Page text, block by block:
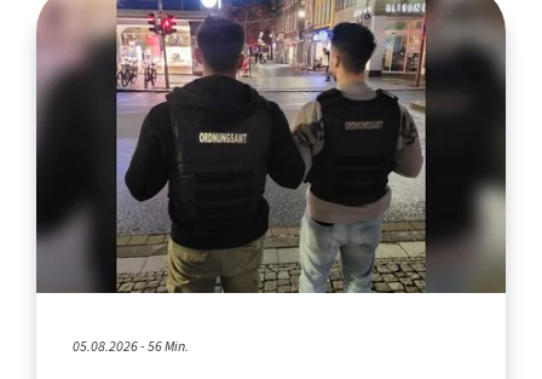
05.08.2026 - 56 Min.